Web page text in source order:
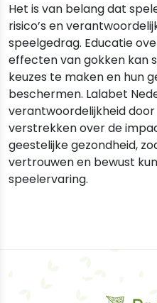
Het is van belang dat
risico’s en
speelgedrag. Educatie
effecten van gokken kan
keuzes te maken en hun
beschermen. Lalabet
verantwoordelijkheid
verstrekken over de
geestelijke gezondheid,
vertrouwen en bewust
speelervaring.